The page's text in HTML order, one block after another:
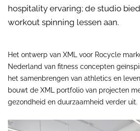
hospitality ervaring; de studio
workout spinning lessen aan.
Het ontwerp van XML voor Rocycle
Nederland van fitness concepten
het samenbrengen van athletics en
bouwt de XML portfolio van projecten
gezondheid en duurzaamheid verder uit.